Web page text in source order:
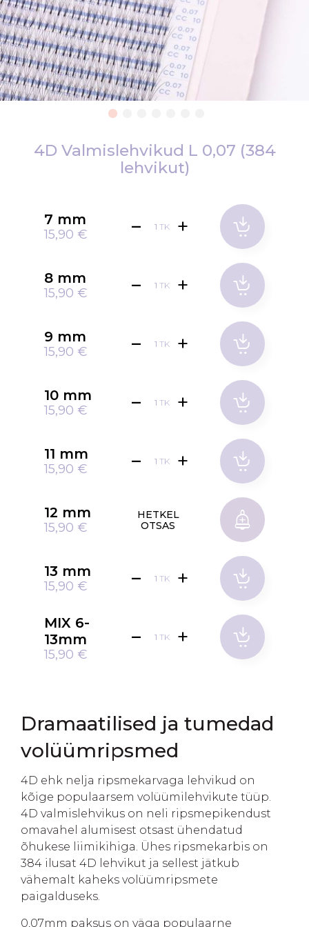
4D Valmislehvikud L 0,07 (384
lehvikut)
7 mm
15,90 €
TK
8 mm
15,90 €
TK
9 mm
15,90 €
TK
10 mm
15,90 €
TK
11 mm
15,90 €
TK
12 mm
15,90 €
HETKEL
OTSAS
13 mm
15,90 €
TK
MIX 6-
13mm
15,90 €
TK
Dramaatilised ja tumedad
volüümripsmed
4D ehk nelja ripsmekarvaga lehvikud on
kõige populaarsem volüümilehvikute tüüp.
4D valmislehvikus on neli ripsmepikendust
omavahel alumisest otsast ühendatud
õhukese liimikihiga. Ühes ripsmekarbis on
384 ilusat 4D lehvikut ja sellest jätkub
vähemalt kaheks volüümripsmete
paigalduseks.
0,07mm paksus on väga populaarne